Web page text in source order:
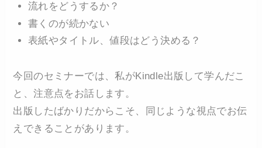
流れをどうするか？
書くのが続かない
表紙やタイトル、値段はどう決める？
今回のセミナーでは、私がKindle出版して学んだこ
と、注意点をお話します。
出版したばかりだからこそ、同じような視点でお伝
えできることがあります。